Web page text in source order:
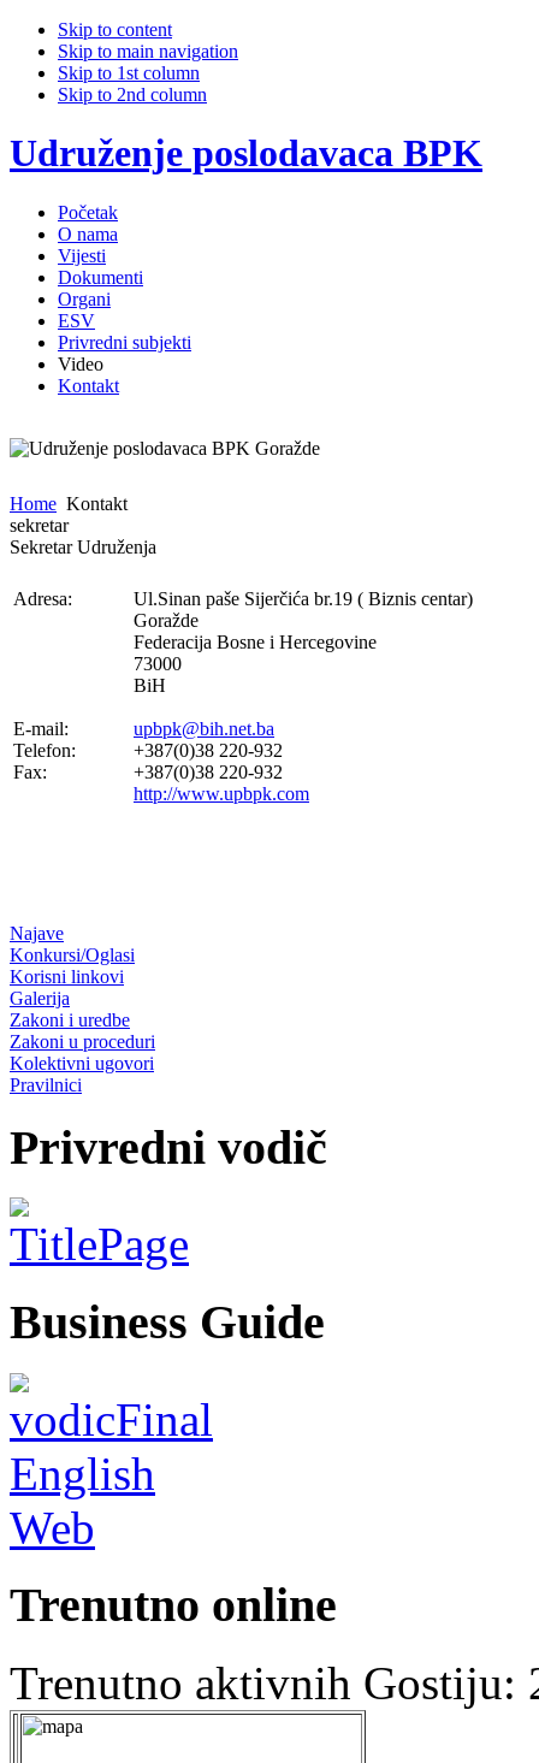
Skip to content
Skip to main navigation
Skip to 1st column
Skip to 2nd column
Udruženje poslodavaca BPK
Početak
O nama
Vijesti
Dokumenti
Organi
ESV
Privredni subjekti
Video
Kontakt
Home Kontakt
sekretar
Sekretar Udruženja
Adresa:
Ul.Sinan paše Sijerčića br.19 ( Biznis centar)
Goražde
Federacija Bosne i Hercegovine
73000
BiH
E-mail:
upbpk@bih.net.ba
Telefon:
+387(0)38 220-932
Fax:
+387(0)38 220-932
http://www.upbpk.com
Najave
Konkursi/Oglasi
Korisni linkovi
Galerija
Zakoni i uredbe
Zakoni u proceduri
Kolektivni ugovori
Pravilnici
Privredni vodič
Business Guide
Trenutno online
Trenutno aktivnih Gostiju: